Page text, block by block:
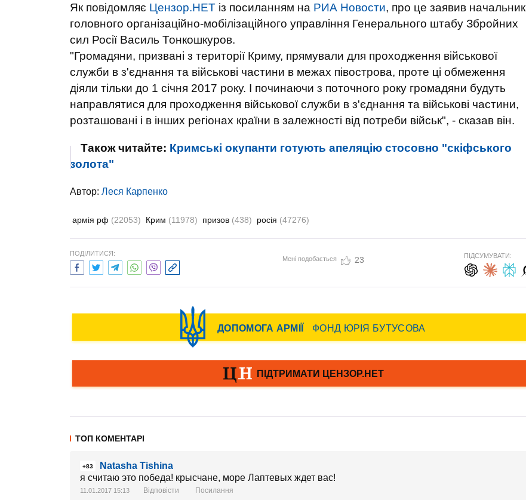
Як повідомляє Цензор.НЕТ із посиланням на РИА Новости, про це заявив начальник
головного організаційно-мобілізаційного управління Генерального штабу Збройних
сил Росії Василь Тонкошкуров.
"Громадяни, призвані з території Криму, прямували для проходження військової
служби в з'єднання та військові частини в межах півострова, проте ці обмеження
діяли тільки до 1 січня 2017 року. І починаючи з поточного року громадяни будуть
направлятися для проходження військової служби в з'єднання та військові частини,
розташовані і в інших регіонах країни в залежності від потреби військ", - сказав він.
Також читайте: Кримські окупанти готують апеляцію стосовно "скіфського
золота"
Автор: Леся Карпенко
армія рф (22053) Крим (11978) призов (438) росія (47276)
ПОДІЛИТИСЯ:
Мені подобається 23 ПІДСУМУВАТИ:
ТОП КОМЕНТАРІ
+83
Natasha Tishina
я считаю это победа! крысчане, море Лаптевых ждет вас!
11.01.2017 15:13 Відповісти Посилання